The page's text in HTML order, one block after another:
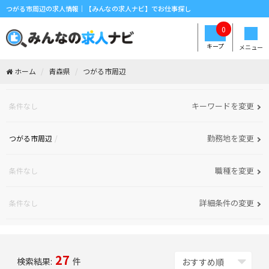
つがる市周辺の求人情報｜【みんなの求人ナビ】でお仕事探し
メニュー
キープ
0
ホーム 青森県 つがる市周辺
条件なし キーワードを変更
つがる市周辺 勤務地を変更
条件なし 職種を変更
条件なし 詳細条件の変更
検索結果: 27 件